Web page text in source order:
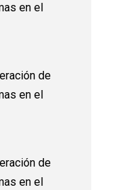
en el
de
en el
de
en el